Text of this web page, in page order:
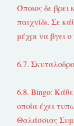
Όποιος δε βρει
παιχνίδι. Σε
μέχρι να βγει ο
6.7.
6.8. Bingo:
οποία έχει
Θαλάσσιας